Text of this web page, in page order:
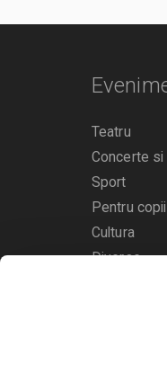
Teatru
Concerte
Sport
Pentru copii
Cultura
Diverse